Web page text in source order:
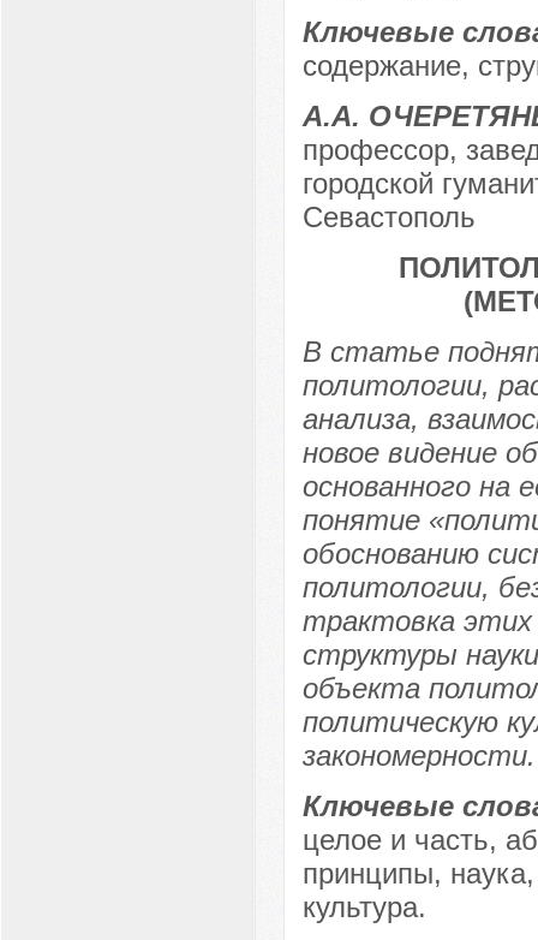
Ключевые
содержание,
А.А.
профессор,
городской
Севастополь
В статье
политологии,
анализа,
новое видение
основанного на
понятие
обоснованию
политологии,
трактовка этих
структуры
объекта
политическую
закономерности.
Ключевые
целое и часть,
принципы,
культура.